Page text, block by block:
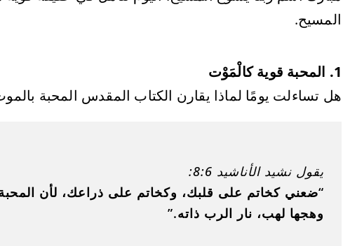
المسيح.
1. المحبة قوية كالْمَوْت
هل تساءلت يومًا لماذا يقارن الكتاب المقدس المحبة
يقول نشيد الأناشيد 8:6:
“ضعني كخاتم على قلبك، وكخاتم على ذراعك، لأن
وهجها لهب، نار الرب ذاته.”